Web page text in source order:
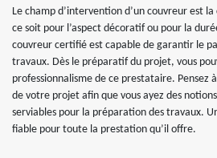
Le champ d’intervention d’un couvreur est
ce soit pour l’aspect décoratif ou pour la
couvreur certifié est capable de garantir le
travaux. Dès le préparatif du projet, vous
professionnalisme de ce prestataire. Pensez
de votre projet afin que vous ayez des
serviables pour la préparation des travaux.
fiable pour toute la prestation qu’il offre.